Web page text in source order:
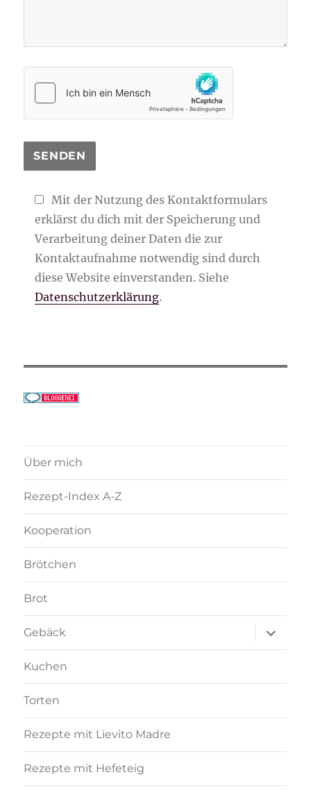
Mit der Nutzung des Kontaktformulars
erklärst du dich mit der Speicherung und
Verarbeitung deiner Daten die zur
Kontaktaufnahme notwendig sind durch
diese Website einverstanden. Siehe
Datenschutzerklärung.
Über mich
Rezept-Index A-Z
Kooperation
Brötchen
Brot
Gebäck
anzeigen
Kuchen
Torten
Rezepte mit Lievito Madre
Rezepte mit Hefeteig